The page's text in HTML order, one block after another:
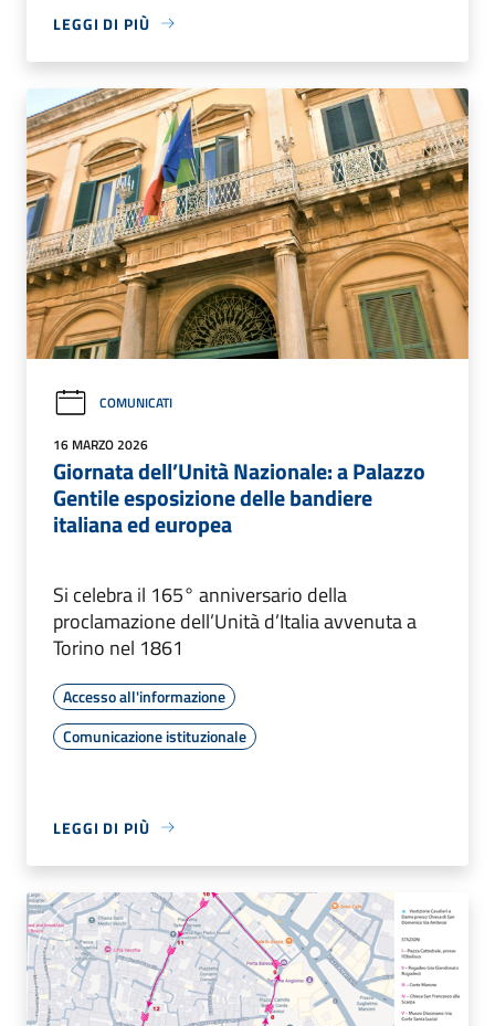
LEGGI DI PIÙ
COMUNICATI
16 MARZO 2026
Giornata dell’Unità Nazionale: a Palazzo
Gentile esposizione delle bandiere
italiana ed europea
Si celebra il 165° anniversario della
proclamazione dell’Unità d’Italia avvenuta a
Torino nel 1861
Accesso all'informazione
Comunicazione istituzionale
LEGGI DI PIÙ